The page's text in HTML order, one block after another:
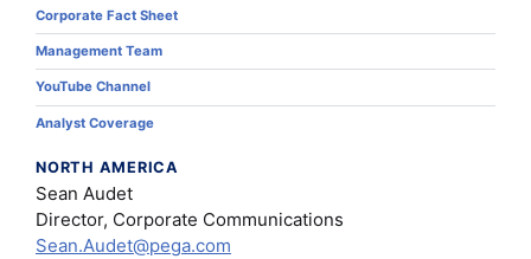
Corporate Fact Sheet
Management Team
YouTube Channel
Analyst Coverage
NORTH AMERICA
Sean Audet
Director, Corporate Communications
Sean.Audet@pega.com